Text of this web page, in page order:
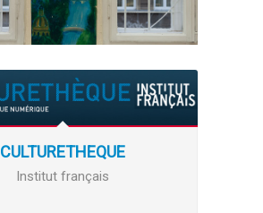
CULTURETHEQUE
Institut français